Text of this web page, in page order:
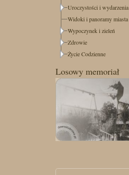
Uroczystości i wydarzenia
Widoki i panoramy miasta
Wypoczynek i zieleń
Zdrowie
Życie Codzienne
Losowy memoriał